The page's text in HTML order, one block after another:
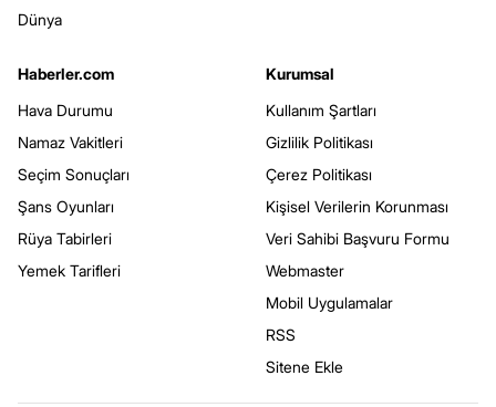
Dünya
Haberler.com
Hava Durumu
Namaz Vakitleri
Seçim Sonuçları
Şans Oyunları
Rüya Tabirleri
Yemek Tarifleri
Kurumsal
Kullanım Şartları
Gizlilik Politikası
Çerez Politikası
Kişisel Verilerin Korunması
Veri Sahibi Başvuru Formu
Webmaster
Mobil Uygulamalar
RSS
Sitene Ekle